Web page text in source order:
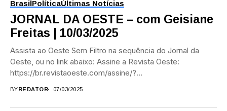
BrasilPolíticaÚltimas Notícias
JORNAL DA OESTE – com Geisiane
Freitas | 10/03/2025
Assista ao Oeste Sem Filtro na sequência do Jornal da
Oeste, ou no link abaixo: Assine a Revista Oeste:
https://br.revistaoeste.com/assine/?
BYREDATOR 07/03/2025